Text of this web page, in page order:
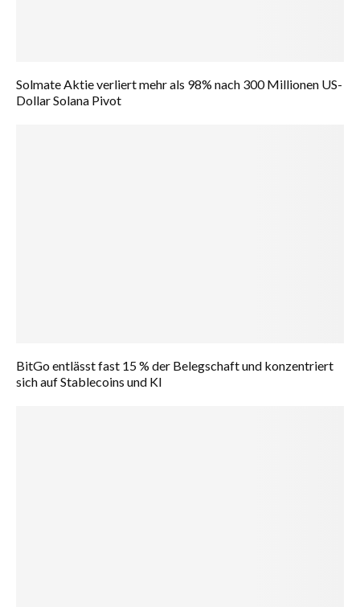
Solmate Aktie verliert mehr als 98% nach 300 Millionen US-
Dollar Solana Pivot
BitGo entlässt fast 15 % der Belegschaft und konzentriert
sich auf Stablecoins und KI